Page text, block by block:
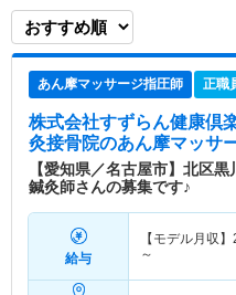
あん摩マッサージ指圧師 正職
株式会社すずらん健康倶
灸接骨院のあん摩マッサ
【愛知県／名古屋市】北区
鍼灸師さんの募集です♪
給与
【モデル月収】
～